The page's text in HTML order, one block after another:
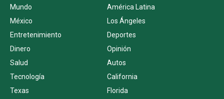
Mundo
América Latina
México
Los Ángeles
Entretenimiento
Deportes
Dinero
Opinión
Salud
Autos
Tecnología
California
Texas
Florida